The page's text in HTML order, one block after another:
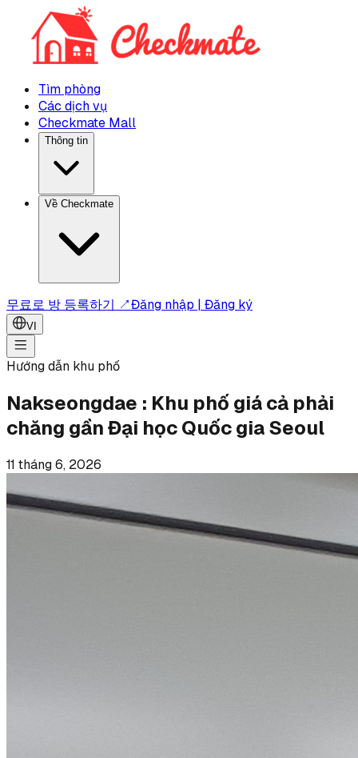
Tìm phòng
Các dịch vụ
Checkmate Mall
Thông tin
Về Checkmate
무료로 방 등록하기 ↗Đăng nhập | Đăng ký
VI
Hướng dẫn khu phố
Nakseongdae : Khu phố giá cả phải
chăng gần Đại học Quốc gia Seoul
11 tháng 6, 2026